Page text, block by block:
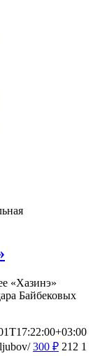
«Хазинэ»
Байбековых
300 ₽ 212 1